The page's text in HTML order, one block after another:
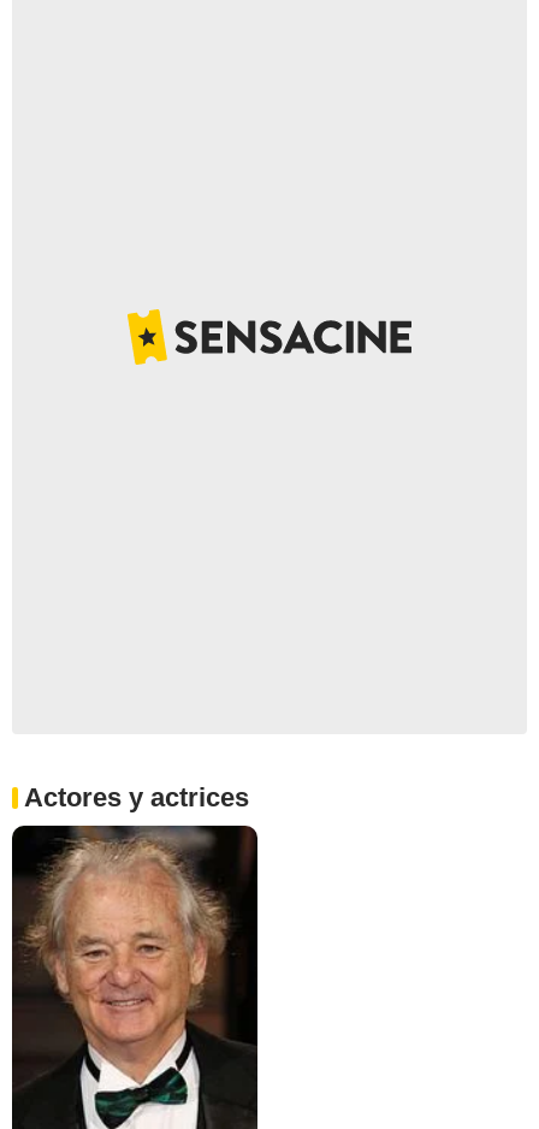
Actores y actrices